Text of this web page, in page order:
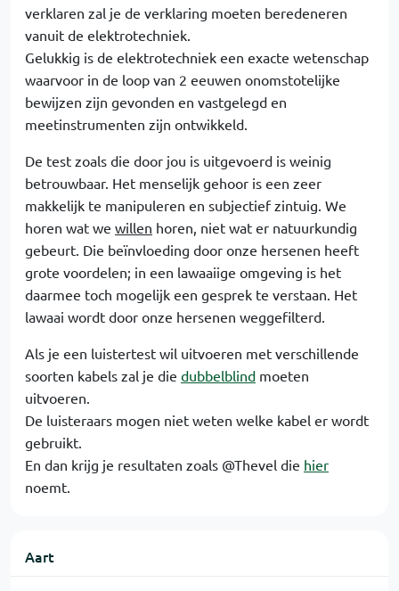
verklaren zal je de verklaring moeten beredeneren
vanuit de elektrotechniek.
Gelukkig is de elektrotechniek een exacte wetenschap
waarvoor in de loop van 2 eeuwen onomstotelijke
bewijzen zijn gevonden en vastgelegd en
meetinstrumenten zijn ontwikkeld.
De test zoals die door jou is uitgevoerd is weinig
betrouwbaar. Het menselijk gehoor is een zeer
makkelijk te manipuleren en subjectief zintuig. We
horen wat we willen horen, niet wat er natuurkundig
gebeurt. Die beïnvloeding door onze hersenen heeft
grote voordelen; in een lawaaiige omgeving is het
daarmee toch mogelijk een gesprek te verstaan. Het
lawaai wordt door onze hersenen weggefilterd.
Als je een luistertest wil uitvoeren met verschillende
soorten kabels zal je die dubbelblind moeten
uitvoeren.
De luisteraars mogen niet weten welke kabel er wordt
gebruikt.
En dan krijg je resultaten zoals @Thevel die hier
noemt.
Aart